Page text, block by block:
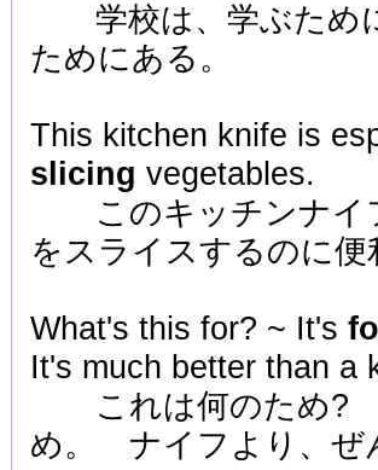
学校は、学ぶため
ためにある。
This kitchen knife is
slicing vegetables.
このキッチンナイ
をスライスするのに便
What's this for? ~ It's
It's much better than a
これは何のため?
め。 ナイフより、ぜ